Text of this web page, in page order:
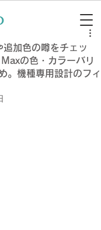
加色の噂をチェッ
の色・カラーバリ
。機種専用設計のフィ